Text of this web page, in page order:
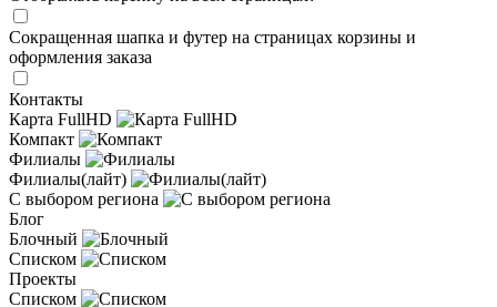
Сокращенная шапка и футер на страницах корзины и
оформления заказа
Контакты
Карта FullHD
Компакт
Филиалы
Филиалы(лайт)
С выбором региона
Блог
Блочный
Списком
Проекты
Списком